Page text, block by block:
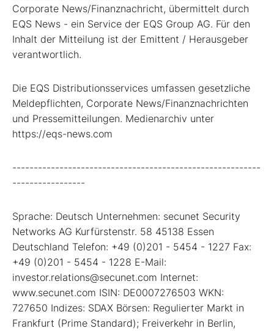
Corporate News/Finanznachricht, übermittelt durch
EQS News - ein Service der EQS Group AG. Für den
Inhalt der Mitteilung ist der Emittent / Herausgeber
verantwortlich.
Die EQS Distributionsservices umfassen gesetzliche
Meldepflichten, Corporate News/Finanznachrichten
und Pressemitteilungen. Medienarchiv unter
https://eqs-news.com
----------------------------------------------------------
-----------------
Sprache: Deutsch Unternehmen: secunet Security
Networks AG Kurfürstenstr. 58 45138 Essen
Deutschland Telefon: +49 (0)201 - 5454 - 1227 Fax:
+49 (0)201 - 5454 - 1228 E-Mail:
investor.relations@secunet.com Internet:
www.secunet.com ISIN: DE0007276503 WKN:
727650 Indizes: SDAX Börsen: Regulierter Markt in
Frankfurt (Prime Standard); Freiverkehr in Berlin,